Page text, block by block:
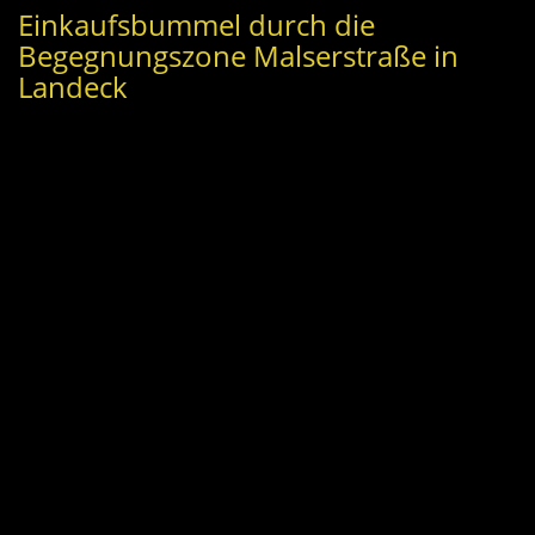
Einkaufsbummel durch die
Begegnungszone Malserstraße in
Landeck